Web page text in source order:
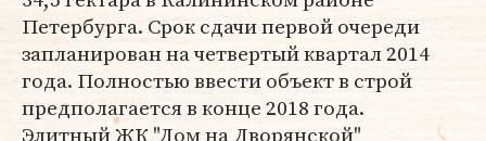
Петербурга. Срок сдачи первой очереди
запланирован на четвертый квартал 2014
года. Полностью ввести объект в строй
предполагается в конце 2018 года.
Элитный ЖК "Дом на Дворянской"